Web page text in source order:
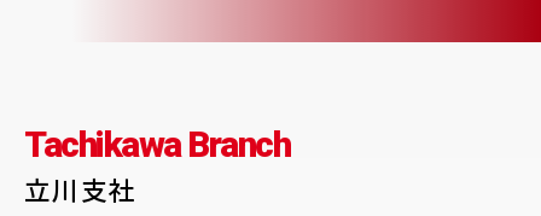
Tachikawa Branch
立川支社